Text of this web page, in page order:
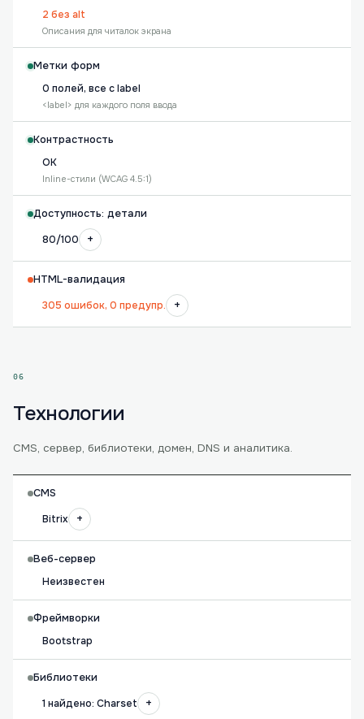
2 без alt
Описания для читалок экрана
Метки форм
0 полей, все с label
<label> для каждого поля ввода
Контрастность
OK
Inline-стили (WCAG 4.5:1)
Доступность: детали
80/100
+
HTML-валидация
305 ошибок, 0 предупр.
+
06
Технологии
CMS, сервер, библиотеки, домен, DNS и аналитика.
CMS
Bitrix
+
Веб-сервер
Неизвестен
Фреймворки
Bootstrap
Библиотеки
1 найдено: Charset
+